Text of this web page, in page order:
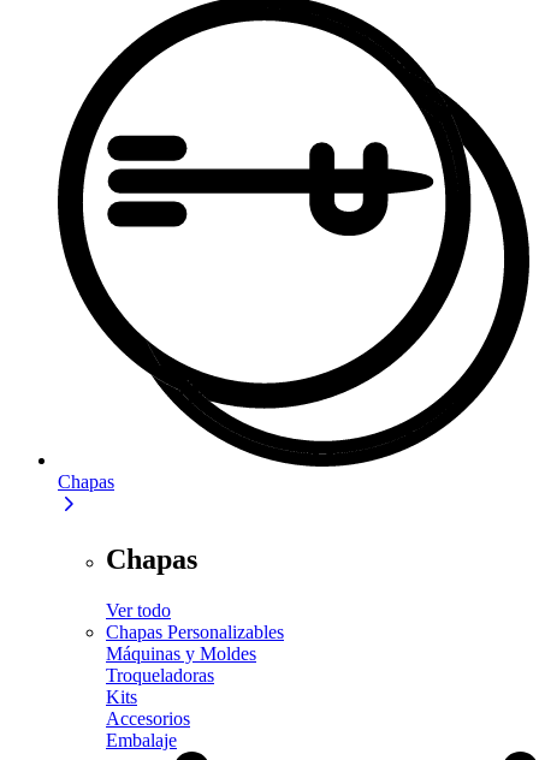
Chapas
Chapas
Ver todo
Chapas Personalizables
Máquinas y Moldes
Troqueladoras
Kits
Accesorios
Embalaje